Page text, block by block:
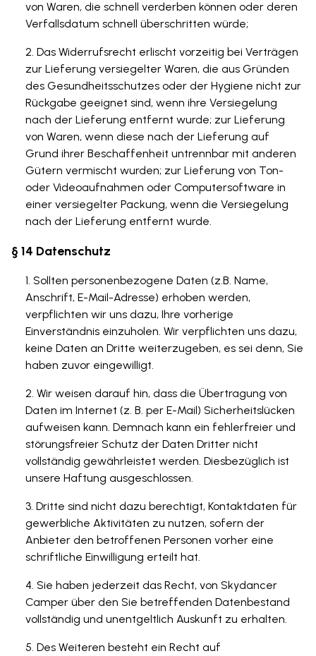
von Waren, die schnell verderben können oder deren
Verfallsdatum schnell überschritten würde;
Das Widerrufsrecht erlischt vorzeitig bei Verträgen
zur Lieferung versiegelter Waren, die aus Gründen
des Gesundheitsschutzes oder der Hygiene nicht zur
Rückgabe geeignet sind, wenn ihre Versiegelung
nach der Lieferung entfernt wurde; zur Lieferung
von Waren, wenn diese nach der Lieferung auf
Grund ihrer Beschaffenheit untrennbar mit anderen
Gütern vermischt wurden; zur Lieferung von Ton-
oder Videoaufnahmen oder Computersoftware in
einer versiegelter Packung, wenn die Versiegelung
nach der Lieferung entfernt wurde.
§ 14 Datenschutz
Sollten personenbezogene Daten (z.B. Name,
Anschrift, E-Mail-Adresse) erhoben werden,
verpflichten wir uns dazu, Ihre vorherige
Einverständnis einzuholen. Wir verpflichten uns dazu,
keine Daten an Dritte weiterzugeben, es sei denn, Sie
haben zuvor eingewilligt.
Wir weisen darauf hin, dass die Übertragung von
Daten im Internet (z. B. per E-Mail) Sicherheitslücken
aufweisen kann. Demnach kann ein fehlerfreier und
störungsfreier Schutz der Daten Dritter nicht
vollständig gewährleistet werden. Diesbezüglich ist
unsere Haftung ausgeschlossen.
Dritte sind nicht dazu berechtigt, Kontaktdaten für
gewerbliche Aktivitäten zu nutzen, sofern der
Anbieter den betroffenen Personen vorher eine
schriftliche Einwilligung erteilt hat.
Sie haben jederzeit das Recht, von Skydancer
Camper über den Sie betreffenden Datenbestand
vollständig und unentgeltlich Auskunft zu erhalten.
Des Weiteren besteht ein Recht auf